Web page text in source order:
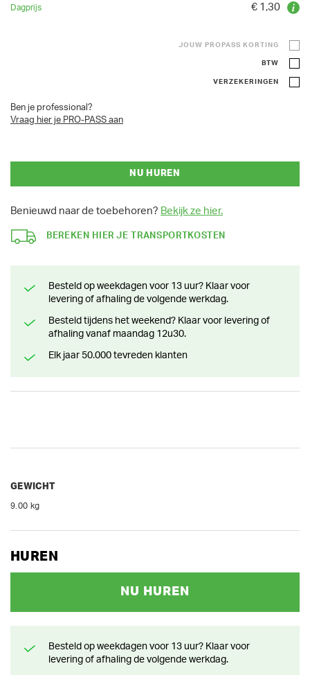
€ 1,30
JOUW PROPASS KORTING
BTW
VERZEKERINGEN
Ben je professional?
Vraag hier je PRO-PASS aan
NU HUREN
Benieuwd naar de toebehoren? Bekijk ze hier.
BEREKEN HIER JE TRANSPORTKOSTEN
Besteld op weekdagen voor 13 uur? Klaar voor
levering of afhaling de volgende werkdag.
Besteld tijdens het weekend? Klaar voor levering of
afhaling vanaf maandag 12u30.
Elk jaar 50.000 tevreden klanten
GEWICHT
9.00 kg
HUREN
NU HUREN
Besteld op weekdagen voor 13 uur? Klaar voor
levering of afhaling de volgende werkdag.